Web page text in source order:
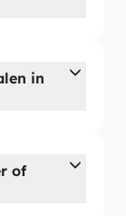
in
of